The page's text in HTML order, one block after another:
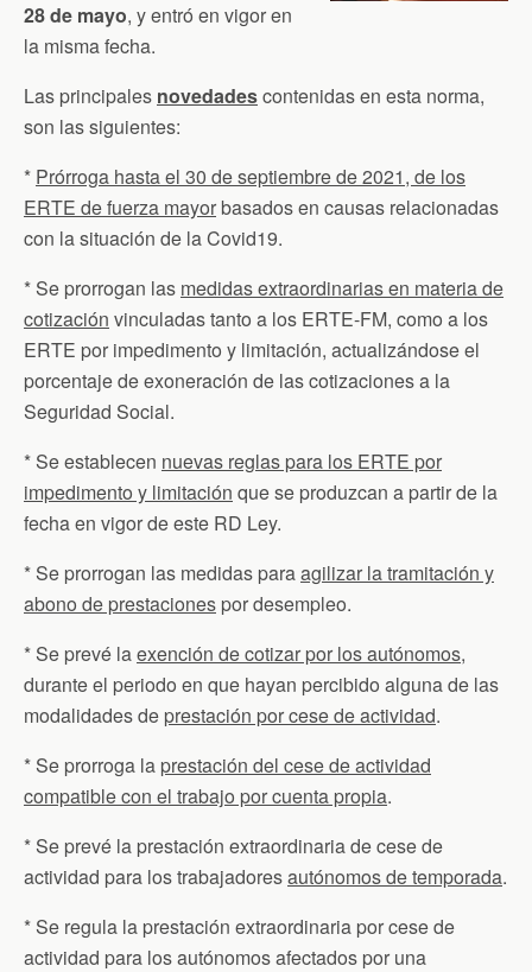
28 de mayo, y entró en vigor en
la misma fecha.
Las principales novedadescontenidas en esta norma,
son las siguientes:
* Prórroga hasta el 30 de septiembre de 2021, de los
ERTE de fuerza mayorbasados en causas relacionadas
con la situación de la Covid19.
* Se prorrogan las medidas extraordinarias en materia de
cotización vinculadas tanto a los ERTE-FM, como a los
ERTE por impedimento y limitación, actualizándose el
porcentaje de exoneración de las cotizaciones a la
Seguridad Social.
* Se establecen nuevas reglas para los ERTE por
impedimento y limitación que se produzcan a partir de la
fecha en vigor de este RD Ley.
* Se prorrogan las medidas paraagilizar la tramitación y
abono de prestaciones por desempleo.
* Se prevé laexención de cotizar por los autónomos,
durante el periodo en que hayan percibido alguna de las
modalidades de prestación por cese de actividad.
* Se prorroga la prestación del cese de actividad
compatible con el trabajo por cuenta propia.
* Se prevé la prestación extraordinaria de cese de
actividad para los trabajadoresautónomos de temporada.
* Se regula la prestación extraordinaria por cese de
actividad para los autónomos afectados por una